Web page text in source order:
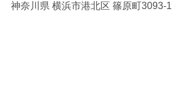
神奈川県 横浜市港北区 篠原町3093-1